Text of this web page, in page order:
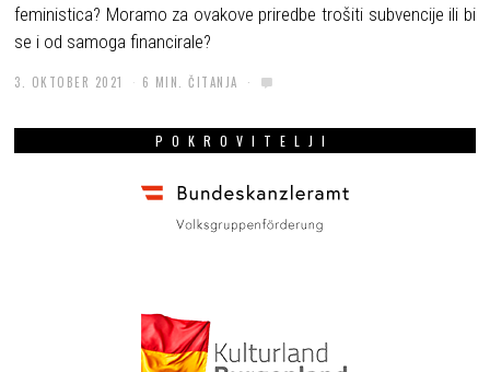
feministica? Moramo za ovakove priredbe trošiti subvencije ili bi
se i od samoga financirale?
3. OKTOBER 2021 6 MIN. ČITANJA
POKROVITELJI